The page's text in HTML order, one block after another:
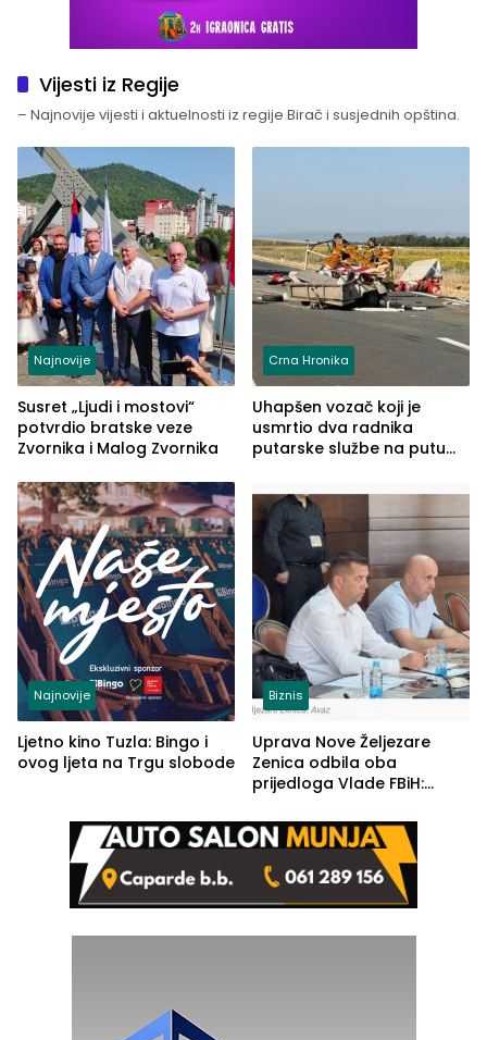
Vijesti iz Regije
– Najnovije vijesti i aktuelnosti iz regije Birač i susjednih opština.
Najnovije
Susret „Ljudi i mostovi“
potvrdio bratske veze
Zvornika i Malog Zvornika
Crna Hronika
Uhapšen vozač koji je
usmrtio dva radnika
putarske službe na putu
(FOTO)
Najnovije
Ljetno kino Tuzla: Bingo i
ovog ljeta na Trgu slobode
Biznis
Uprava Nove Željezare
Zenica odbila oba
prijedloga Vlade FBiH:
rješenje